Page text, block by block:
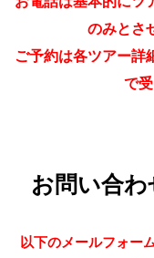
のみとさ
ご予約は各ツアー詳
で
お問い合わ
以下のメールフォー